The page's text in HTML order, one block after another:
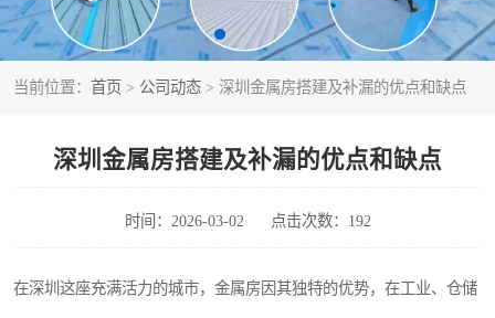
当前位置： 首页 > 公司动态 > 深圳金属房搭建及补漏的优点和缺点
深圳金属房搭建及补漏的优点和缺点
时间：2026-03-02 点击次数：192
在深圳这座充满活力的城市，金属房因其独特的优势，在工业、仓储
金属房搭建及补漏